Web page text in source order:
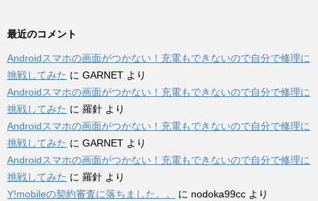
最近のコメント
Androidスマホの画面がつかない！充電もできないので自分で修理に
挑戦してみた に GARNET より
Androidスマホの画面がつかない！充電もできないので自分で修理に
挑戦してみた に 羅針 より
Androidスマホの画面がつかない！充電もできないので自分で修理に
挑戦してみた に GARNET より
Androidスマホの画面がつかない！充電もできないので自分で修理に
挑戦してみた に 羅針 より
Y!mobileの契約審査に落ちました。。
に nodoka99cc より